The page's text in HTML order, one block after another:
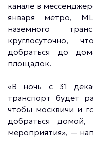
канале в
января метро,
наземного
круглосуточно,
добраться до
площадок.
«В ночь с 31
транспорт будет
чтобы москвичи и
добраться
мероприятия», —